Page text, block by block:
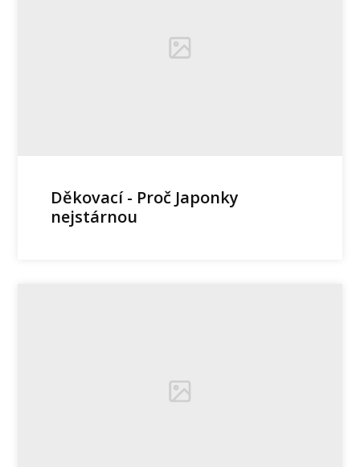
Děkovací - Proč Japonky
nejstárnou